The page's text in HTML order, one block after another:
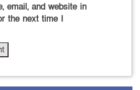
email, and website in
the next time I